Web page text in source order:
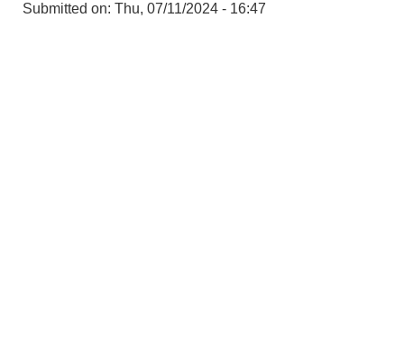
Submitted on: Thu, 07/11/2024 - 16:47